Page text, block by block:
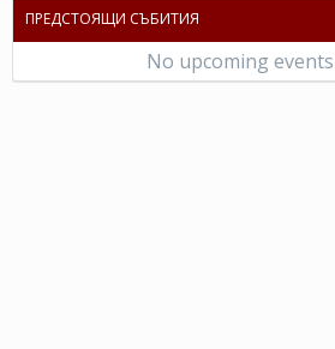
ПРЕДСТОЯЩИ СЪБИТИЯ
No upcoming